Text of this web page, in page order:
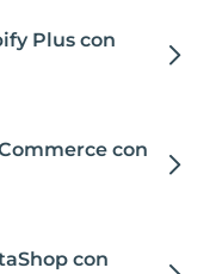
Plus con
con
con